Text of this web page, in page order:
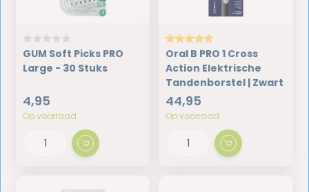
GUM Soft Picks PRO
Large - 30 Stuks
4,95
Op voorraad
Oral B PRO 1 Cross
Action Elektrische
Tandenborstel | Zwart
44,95
Op voorraad